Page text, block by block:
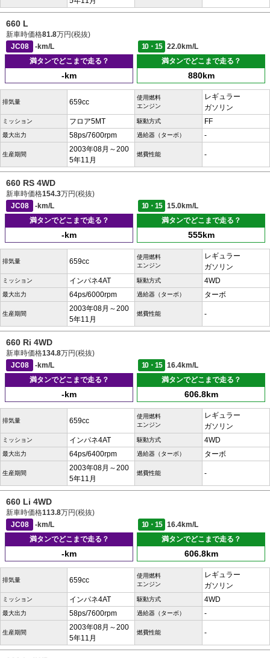
660 L
新車時価格81.8万円(税抜)
JC08
-km/L 10・15
22.0km/L
満タンでどこまで走る？
-km
満タンでどこまで走る？
880km
排気量 659cc
使用燃料
エンジン
レギュラー
ガソリン
ミッション フロア5MT 駆動方式 FF
最大出力 58ps/7600rpm 過給器（ターボ） -
生産期間
2003年08月～200
5年11月
燃費性能 -
660 RS 4WD
新車時価格154.3万円(税抜)
JC08
-km/L 10・15
15.0km/L
満タンでどこまで走る？
-km
満タンでどこまで走る？
555km
排気量 659cc
使用燃料
エンジン
レギュラー
ガソリン
ミッション インパネ4AT 駆動方式 4WD
最大出力 64ps/6000rpm 過給器（ターボ） ターボ
生産期間
2003年08月～200
5年11月
燃費性能 -
660 Ri 4WD
新車時価格134.8万円(税抜)
JC08
-km/L 10・15
16.4km/L
満タンでどこまで走る？
-km
満タンでどこまで走る？
606.8km
排気量 659cc
使用燃料
エンジン
レギュラー
ガソリン
ミッション インパネ4AT 駆動方式 4WD
最大出力 64ps/6400rpm 過給器（ターボ） ターボ
生産期間
2003年08月～200
5年11月
燃費性能 -
660 Li 4WD
新車時価格113.8万円(税抜)
JC08
-km/L 10・15
16.4km/L
満タンでどこまで走る？
-km
満タンでどこまで走る？
606.8km
排気量 659cc
使用燃料
エンジン
レギュラー
ガソリン
ミッション インパネ4AT 駆動方式 4WD
最大出力 58ps/7600rpm 過給器（ターボ） -
生産期間
2003年08月～200
5年11月
燃費性能 -